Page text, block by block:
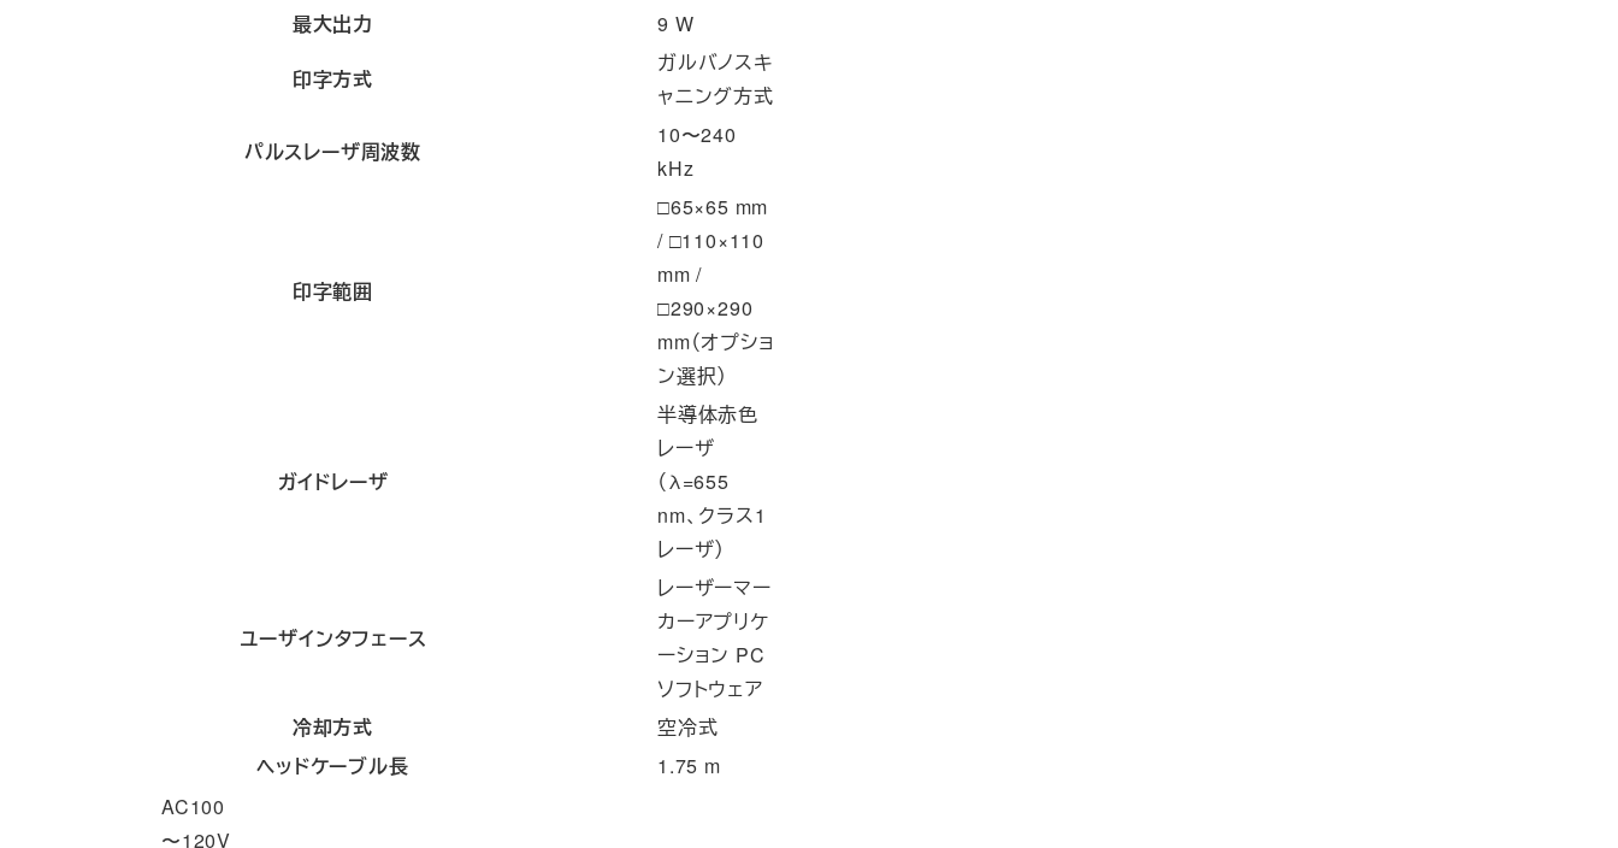
最大出力
9 W
印字方式
ガルバノスキ
ャニング方式
パルスレーザ周波数
10〜240
kHz
印字範囲
□65×65 mm
/ □110×110
mm /
□290×290
mm（オプショ
ン選択）
ガイドレーザ
半導体赤色
レーザ
（λ=655
nm、クラス1
レーザ）
ユーザインタフェース
レーザーマー
カーアプリケ
ーション PC
ソフトウェア
冷却方式
空冷式
ヘッドケーブル長
1.75 m
AC100
〜120V